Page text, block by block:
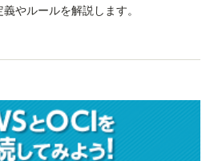
やルールを解説します。